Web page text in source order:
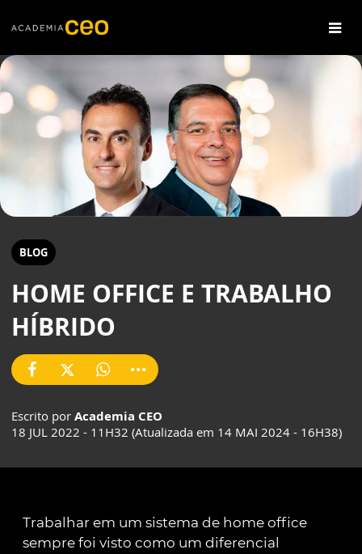
BLOG
HOME OFFICE E TRABALHO
HÍBRIDO
Escrito por Academia CEO
18 JUL 2022 - 11H32 (Atualizada em 14 MAI 2024 - 16H38)
Trabalhar em um sistema de home office
sempre foi visto como um diferencial